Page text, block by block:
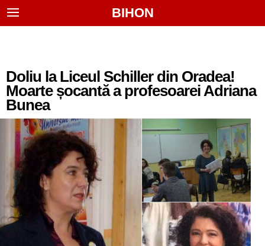
BIHON
Doliu la Liceul Schiller din Oradea!
Moarte șocantă a profesoarei Adriana
Bunea